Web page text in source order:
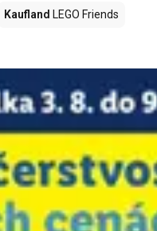
Kaufland LEGO Friends